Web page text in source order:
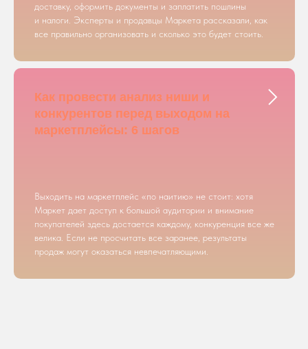
доставку, оформить документы и заплатить пошлины
и налоги. Эксперты и продавцы Маркета рассказали, как
все правильно организовать и сколько это будет стоить.
Как провести анализ ниши и
конкурентов перед выходом на
маркетплейсы: 6 шагов
Выходить на маркетплейс «по наитию» не стоит: хотя
Маркет дает доступ к большой аудитории и внимание
покупателей здесь достается каждому, конкуренция все же
велика. Если не просчитать все заранее, результаты
продаж могут оказаться невпечатляющими.